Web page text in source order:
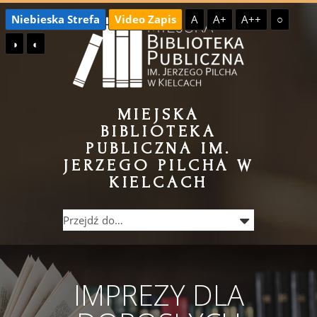
Przejdź
do
treści
Przejdź
do
menu
Niebieska Strefa Video Zapis A A+ A++
○
◑
◐
MIEJSKA
BIBLIOTEKA
PUBLICZNA IM.
JERZEGO PILCHA W
KIELCACH
IMPREZY DLA